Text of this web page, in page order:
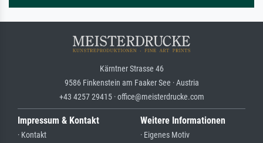
Kärntner Strasse 46
9586 Finkenstein am Faaker See · Austria
+43 4257 29415 · office@meisterdrucke.com
Impressum & Kontakt
· Kontakt
Weitere Informationen
· Eigenes Motiv